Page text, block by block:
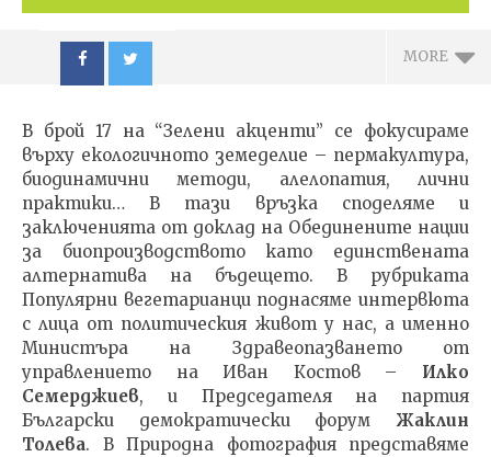
MORE
NOW VIEWING
Сп. ЗЕЛЕНИ АКЦЕНТИ
17/2015
23.03.2016
fVISION.eu
В брой 17 на “Зелени акценти” се фокусираме
върху екологичното земеделие – пермакултура,
биодинамични методи, алелопатия, лични
практики… В тази връзка споделяме и
заключенията от доклад на Обединените нации
за биопроизводството като единствената
алтернатива на бъдещето. В рубриката
Популярни вегетарианци поднасяме интервюта
с лица от политическия живот у нас, а именно
Министъра на Здравеопазването от
управлението на Иван Костов – Илко
Семерджиев, и Председателя на партия
Български демократически форум Жаклин
Толева. В Природна фотография представяме